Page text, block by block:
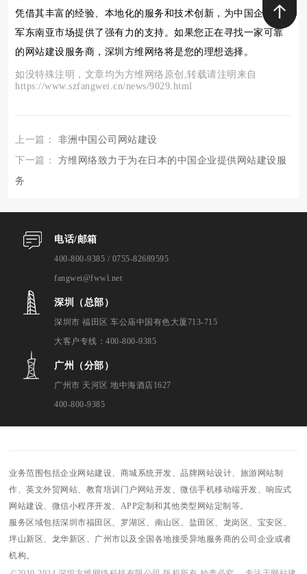
凭借其丰富的经验、本地化的服务和技术创新，为中国企业进
军东南亚市场提供了强有力的支持。如果您正在寻找一家可靠
的网站建设服务商，深圳方维网络将是您的理想选择。
如没特殊注明，文章均为方维网络原创,转载请注明来自
https://www.szfangwei.cn/news/9029.html
上一篇： 非洲中国公司网站建设
下一篇： 方维网络致力于为在日本的中国企业提供网站建设服
务
电话/邮箱
400-800-9385 / 0755-82689595
fangwei@fwwl.net
深圳（总部）
深圳市 福田区 车公庙中国有色大厦713-715
大客户专线：400-800-9385
广州（分部）
广州市 天河区 地中海酒店1627
400-800-9385
业务范围包括企业网站建设、商城系统开发、品牌网站设计、旅游网站制
作、英文外贸网站、教育培训门户网站开发、微信手机移动端开发、响应式
网站建设、微信小程序开发、APP定制和其他类型网站定制等。
服务区域包括深圳市福田区、罗湖区、南山区、盐田区、龙岗区、宝安区、
坪山新区、龙华新区、广州市以及全国各地接受异地服务商的公司企业或者
机构。